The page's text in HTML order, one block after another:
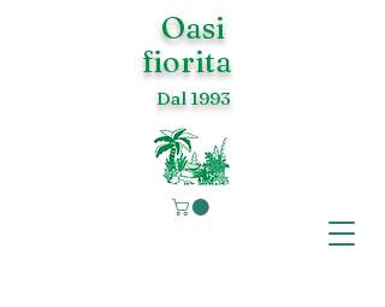
Oasi
fiorita
Dal 1993